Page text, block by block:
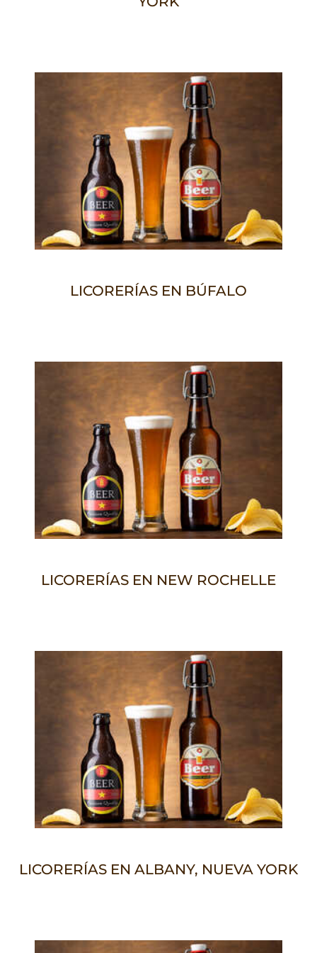
LICORERÍAS EN BÚFALO
LICORERÍAS EN NEW ROCHELLE
LICORERÍAS EN ALBANY, NUEVA YORK